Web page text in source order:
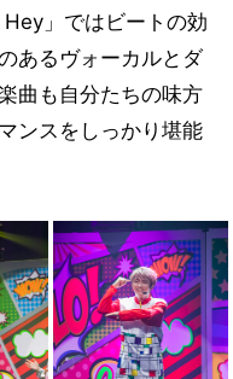
」ではビートの効
あるヴォーカルとダ
曲も自分たちの味方
ンスをしっかり堪能